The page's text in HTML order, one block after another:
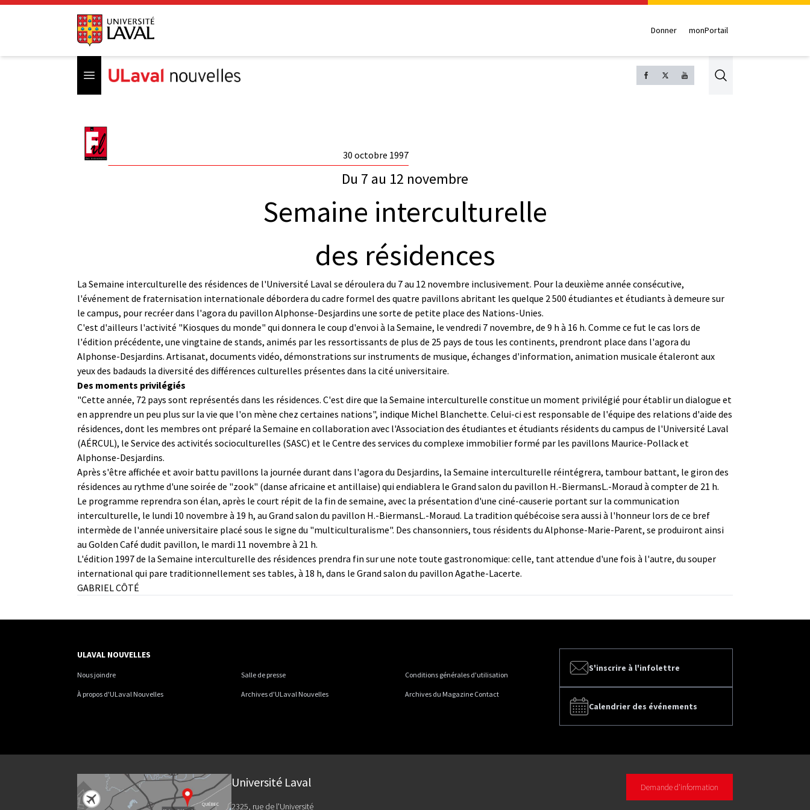
Donner monPortail
Open menu Search
30 octobre 1997
Du 7 au 12 novembre
Semaine interculturelle
des résidences
La Semaine interculturelle des résidences de l'Université Laval se déroulera du 7 au 12 novembre inclusivement. Pour la deuxième année consécutive,
l'événement de fraternisation internationale débordera du cadre formel des quatre pavillons abritant les quelque 2 500 étudiantes et étudiants à demeure sur
le campus, pour recréer dans l'agora du pavillon Alphonse-Desjardins une sorte de petite place des Nations-Unies.
C'est d'ailleurs l'activité "Kiosques du monde" qui donnera le coup d'envoi à la Semaine, le vendredi 7 novembre, de 9 h à 16 h. Comme ce fut le cas lors de
l'édition précédente, une vingtaine de stands, animés par les ressortissants de plus de 25 pays de tous les continents, prendront place dans l'agora du
Alphonse-Desjardins. Artisanat, documents vidéo, démonstrations sur instruments de musique, échanges d'information, animation musicale étaleront aux
yeux des badauds la diversité des différences culturelles présentes dans la cité universitaire.
Des moments privilégiés
"Cette année, 72 pays sont représentés dans les résidences. C'est dire que la Semaine interculturelle constitue un moment privilégié pour établir un dialogue et
en apprendre un peu plus sur la vie que l'on mène chez certaines nations", indique Michel Blanchette. Celui-ci est responsable de l'équipe des relations d'aide des
résidences, dont les membres ont préparé la Semaine en collaboration avec l'Association des étudiantes et étudiants résidents du campus de l'Université Laval
(AÉRCUL), le Service des activités socioculturelles (SASC) et le Centre des services du complexe immobilier formé par les pavillons Maurice-Pollack et
Alphonse-Desjardins.
Après s'être affichée et avoir battu pavillons la journée durant dans l'agora du Desjardins, la Semaine interculturelle réintégrera, tambour battant, le giron des
résidences au rythme d'une soirée de "zook" (danse africaine et antillaise) qui endiablera le Grand salon du pavillon H.-Biermans­L.-Moraud à compter de 21 h.
Le programme reprendra son élan, après le court répit de la fin de semaine, avec la présentation d'une ciné-causerie portant sur la communication
interculturelle, le lundi 10 novembre à 19 h, au Grand salon du pavillon H.-Biermans­L.-Moraud. La tradition québécoise sera aussi à l'honneur lors de ce bref
intermède de l'année universitaire placé sous le signe du "multiculturalisme". Des chansonniers, tous résidents du Alphonse-Marie-Parent, se produiront ainsi
au Golden Café dudit pavillon, le mardi 11 novembre à 21 h.
L'édition 1997 de la Semaine interculturelle des résidences prendra fin sur une note toute gastronomique: celle, tant attendue d'une fois à l'autre, du souper
international qui pare traditionnellement ses tables, à 18 h, dans le Grand salon du pavillon Agathe-Lacerte.
GABRIEL CÔTÉ
S'inscrire à l'infolettre
Calendrier des événements
ULAVAL NOUVELLES
Nous joindre Salle de presse Conditions générales d'utilisation
À propos d'ULaval Nouvelles Archives d'ULaval Nouvelles Archives du Magazine Contact
Université Laval
2325, rue de l'Université
Demande d'information